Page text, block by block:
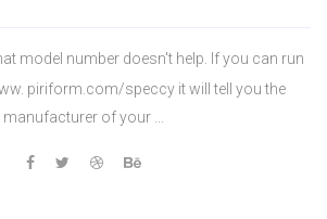
model number doesn't help. If you can run
piriform.com/speccy it will tell you the
manufacturer of your ...